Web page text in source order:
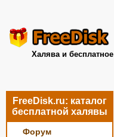
Халява и бесплатное
FreeDisk.ru: каталог
бесплатной халявы
Форум